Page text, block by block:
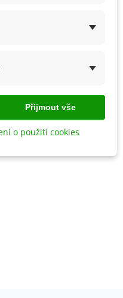
Přijmout vše
o použití cookies